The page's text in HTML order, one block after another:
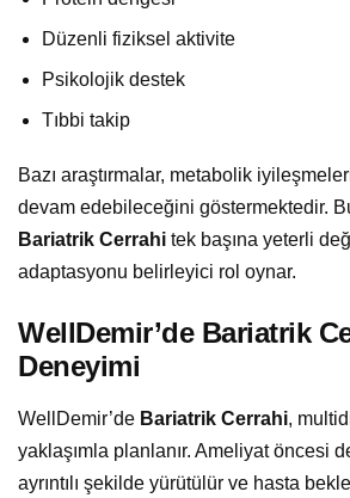
Düzenli fiziksel aktivite
Psikolojik destek
Tıbbi takip
Bazı araştırmalar, metabolik
devam edebileceğini göstermektedir.
Bariatrik Cerrahi tek başına yeterli
adaptasyonu belirleyici rol oynar.
WellDemir’de Bariatrik
Deneyimi
WellDemir’de Bariatrik Cerrahi,
yaklaşımla planlanır. Ameliyat öncesi
ayrıntılı şekilde yürütülür ve hasta